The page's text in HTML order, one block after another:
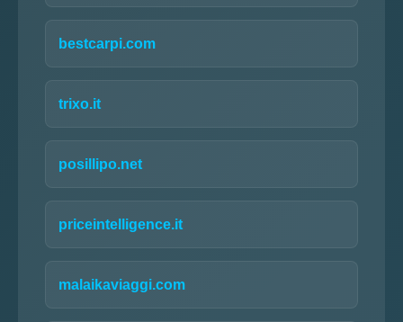
bestcarpi.com
trixo.it
posillipo.net
priceintelligence.it
malaikaviaggi.com